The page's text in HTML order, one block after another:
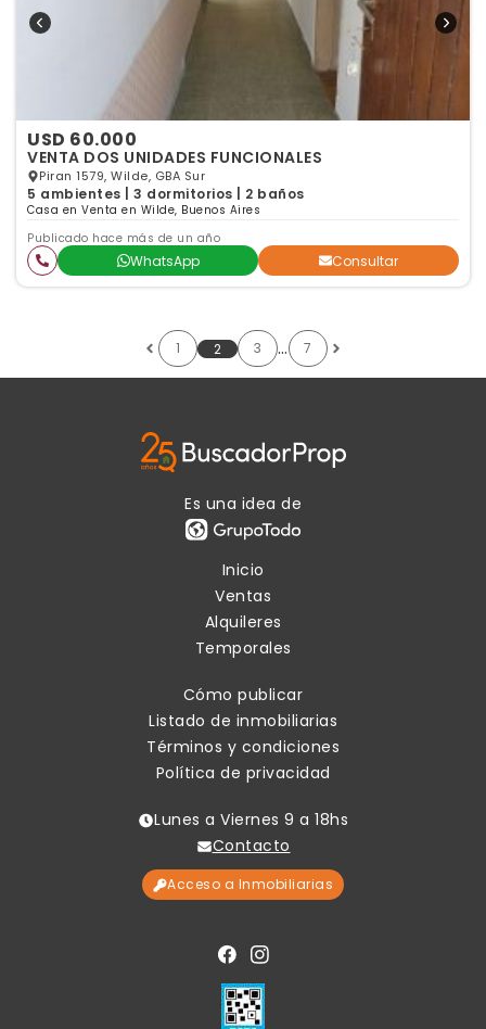
USD 60.000
VENTA DOS UNIDADES FUNCIONALES
Piran 1579, Wilde, GBA Sur
5 ambientes | 3 dormitorios | 2 baños
Casa en Venta en Wilde, Buenos Aires
Publicado hace más de un año
WhatsApp Consultar
1 2 3 … 7
Es una idea de
Inicio
Ventas
Alquileres
Temporales
Cómo publicar
Listado de inmobiliarias
Términos y condiciones
Política de privacidad
Lunes a Viernes 9 a 18hs
Contacto
Acceso a Inmobiliarias